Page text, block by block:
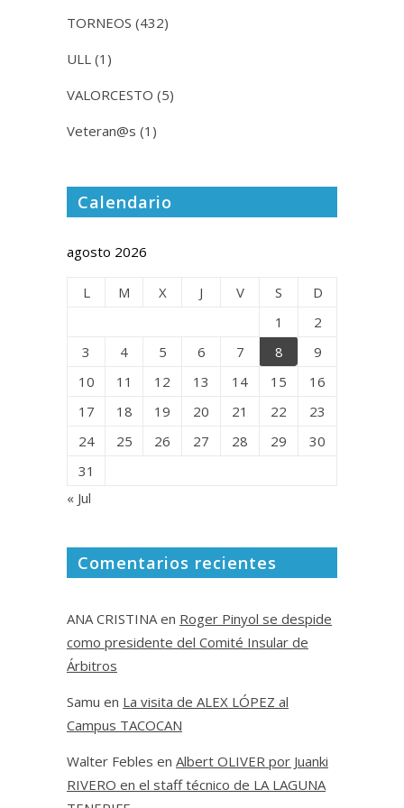
TORNEOS (432)
ULL (1)
VALORCESTO (5)
Veteran@s (1)
Calendario
agosto 2026
L M X J V S
D
1
2
3
4 5 6 7 8
9
10
11 12 13 14 15
16
17
18 19 20 21 22
23
24
25 26 27 28 29
30
31
« Jul
Comentarios recientes
ANA CRISTINAen Roger Pinyol se despide
como presidente del Comité Insular de
Árbitros
Samu en La visita de ALEX LÓPEZ al
Campus TACOCAN
Walter Febles en Albert OLIVER por Juanki
RIVERO en el staff técnico de LA LAGUNA